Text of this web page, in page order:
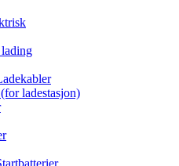
ladestasjon)